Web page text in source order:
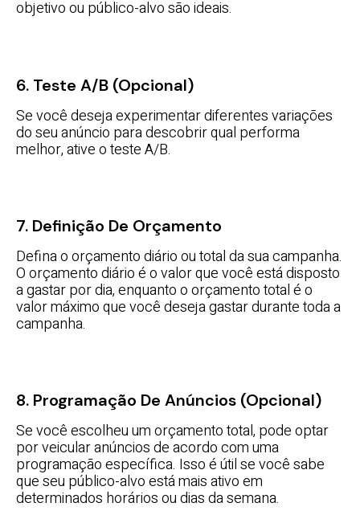
objetivo ou público-alvo são ideais.
6. Teste A/B (Opcional)
Se você deseja experimentar diferentes variações
do seu anúncio para descobrir qual performa
melhor, ative o teste A/B.
7. Definição De Orçamento
Defina o orçamento diário ou total da sua campanha.
O orçamento diário é o valor que você está disposto
a gastar por dia, enquanto o orçamento total é o
valor máximo que você deseja gastar durante toda a
campanha.
8. Programação De Anúncios (Opcional)
Se você escolheu um orçamento total, pode optar
por veicular anúncios de acordo com uma
programação específica. Isso é útil se você sabe
que seu público-alvo está mais ativo em
determinados horários ou dias da semana.